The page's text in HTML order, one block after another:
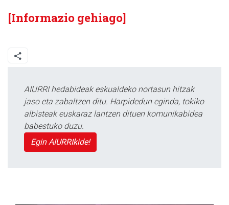
[Informazio gehiago]
AIURRI hedabideak eskualdeko nortasun hitzak
jaso eta zabaltzen ditu. Harpidedun eginda, tokiko
albisteak euskaraz lantzen dituen komunikabidea
babestuko duzu.
Egin AIURRIkide!